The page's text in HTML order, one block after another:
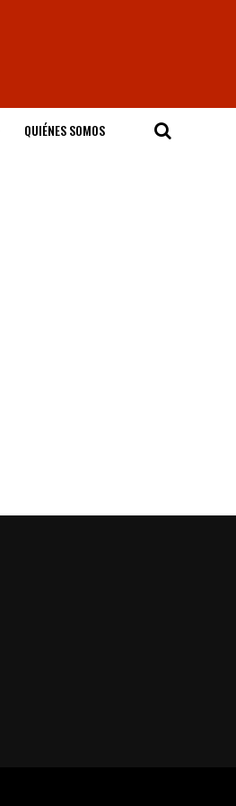
QUIÉNES SOMOS